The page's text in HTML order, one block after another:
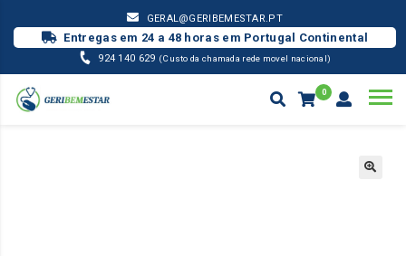
GERAL@GERIBEMESTAR.PT
Entregas em 24 a 48 horas em Portugal Continental
924 140 629 (Custo da chamada rede movel nacional)
0
CALÇADO WOCK / OUTROS PALMILHA WASHGO BEGE